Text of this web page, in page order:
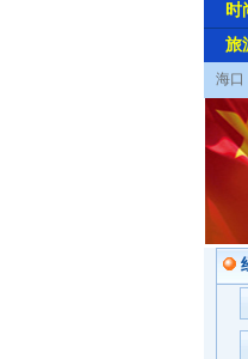
时
旅
海口